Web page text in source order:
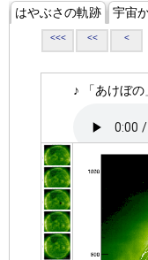
はやぶさの軌跡 宇宙
<<< << <
♪ 「あけぼの